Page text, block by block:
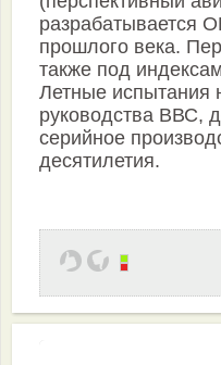
разрабатывается
прошлого века.
также под
Летные испытания
руководства ВВС,
серийное
десятилетия.